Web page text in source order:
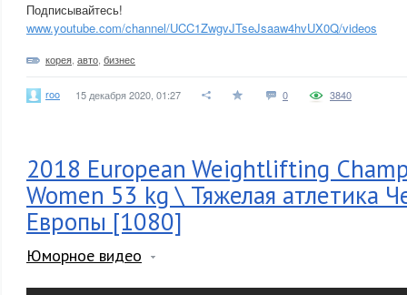
Подписывайтесь!
www.youtube.com/channel/UCC1ZwgvJTseJsaaw4hvUX0Q/videos
корея авто бизнес
roo 15 декабря 2020, 01:27 0 3840
2018 European Weightlifting
Women 53 kg \ Тяжелая атлетика
Европы [1080]
Юморное видео